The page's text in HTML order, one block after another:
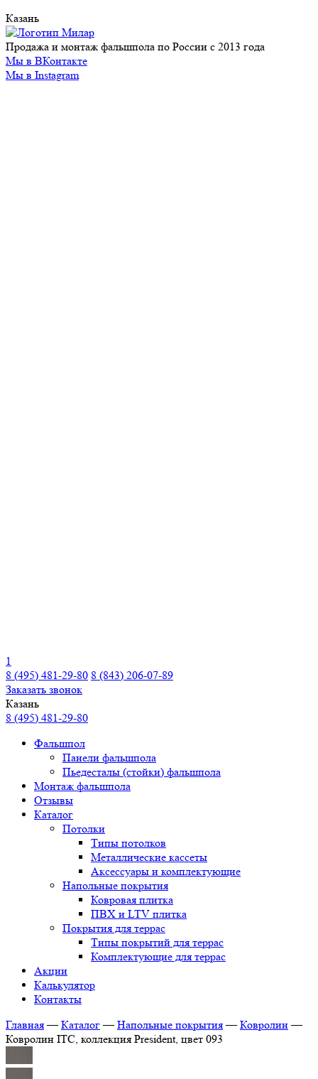
Казань
Продажа и монтаж фальшпола по России с 2013 года
Мы в ВКонтакте
Мы в Instagram
1
8 (495) 481-29-80 8 (843) 206-07-89
Заказать звонок
Казань
8 (495) 481-29-80
Фальшпол
Панели фальшпола
Пьедесталы (стойки) фальшпола
Монтаж фальшпола
Отзывы
Каталог
Потолки
Типы потолков
Металлические кассеты
Аксессуары и комплектующие
Напольные покрытия
Ковровая плитка
ПВХ и LTV плитка
Покрытия для террас
Типы покрытий для террас
Комплектующие для террас
Акции
Калькулятор
Контакты
Главная — Каталог — Напольные покрытия — Ковролин —
Ковролин ITC, коллекция President, цвет 093